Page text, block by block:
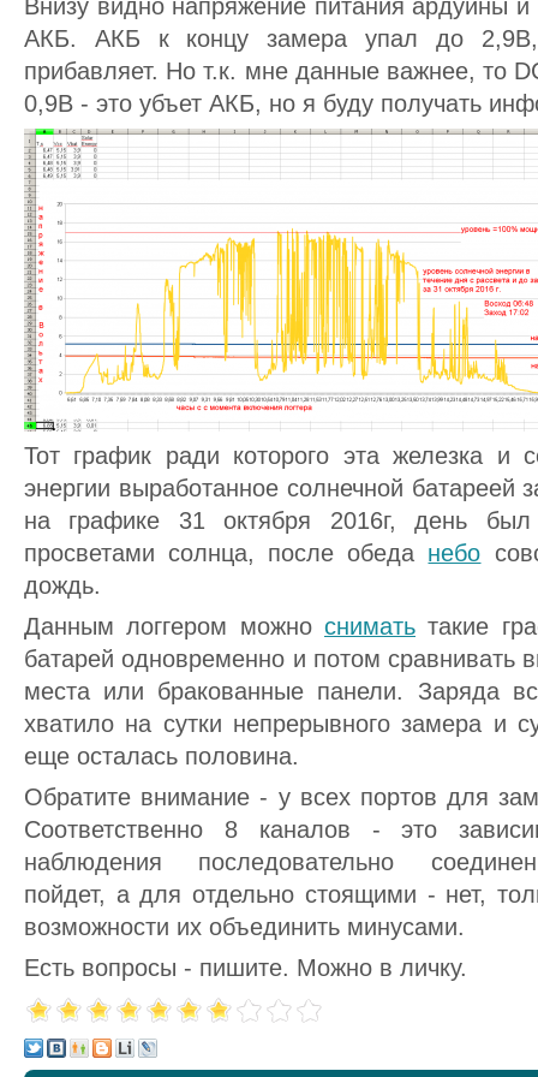
Внизу видно напряжение питания ардуины и
АКБ. АКБ к концу замера упал до
прибавляет. Но т.к. мне данные важнее, то
0,9В - это убъет АКБ, но я буду получать
Тот график ради которого эта железка и
энергии выработанное солнечной батареей
на графике 31 октября 2016г, день
просветами солнца, после обеда небо
дождь.
Данным логгером можно снимать такие
батарей одновременно и потом сравнивать
места или бракованные панели. Заряда
хватило на сутки непрерывного замера и
еще осталась половина.
Обратите внимание - у всех портов для
Соответственно 8 каналов - это
наблюдения последовательно
пойдет, а для отдельно стоящими - нет,
возможности их объединить минусами.
Есть вопросы - пишите. Можно в личку.